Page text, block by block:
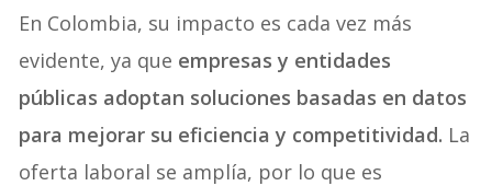
En Colombia, su impacto es cada vez más
evidente, ya que empresas y entidades
públicas adoptan soluciones basadas en datos
para mejorar su eficiencia y competitividad. La
oferta laboral se amplía, por lo que es